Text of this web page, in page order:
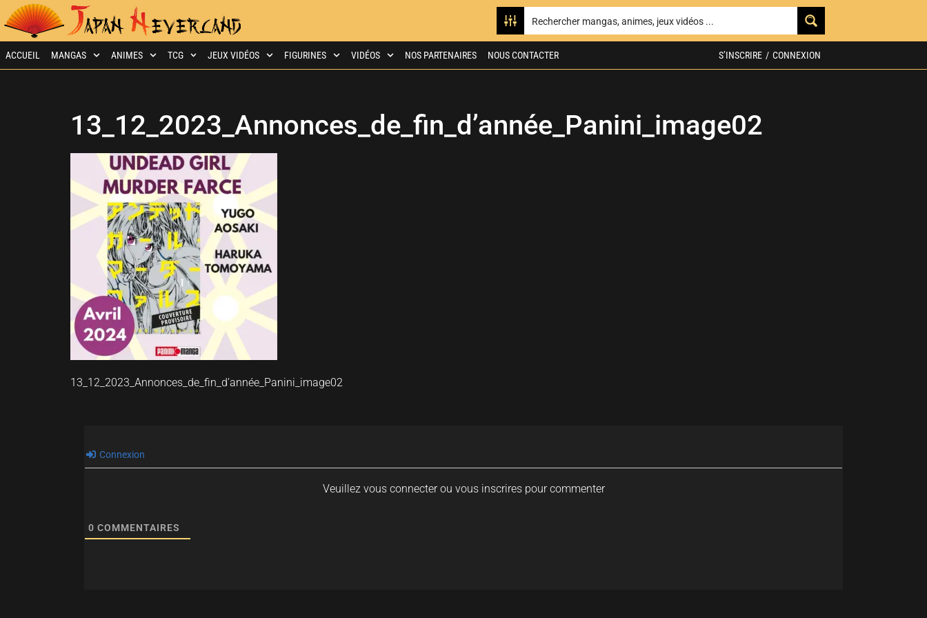
ACCUEIL MANGAS ANIMES TCG JEUX VIDÉOS FIGURINES VIDÉOS NOS PARTENAIRES NOUS CONTACTER S’INSCRIRE / CONNEXION
13_12_2023_Annonces_de_fin_d’année_Panini_image02
13_12_2023_Annonces_de_fin_d’année_Panini_image02
Connexion
Veuillez vous connecter ou vous inscrires pour commenter
0 COMMENTAIRES